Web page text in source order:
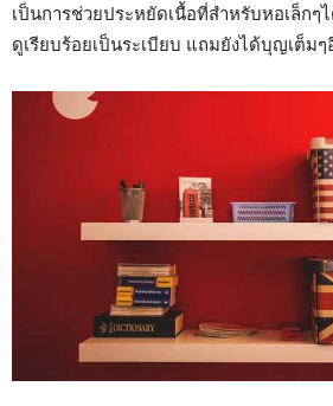
เป็นการช่วยประหยัดเนื้อที่สำหรับหอเล็กๆ
ดูเรียบร้อยเป็นระเบียบ แถมยังได้บุญเต็มๆ